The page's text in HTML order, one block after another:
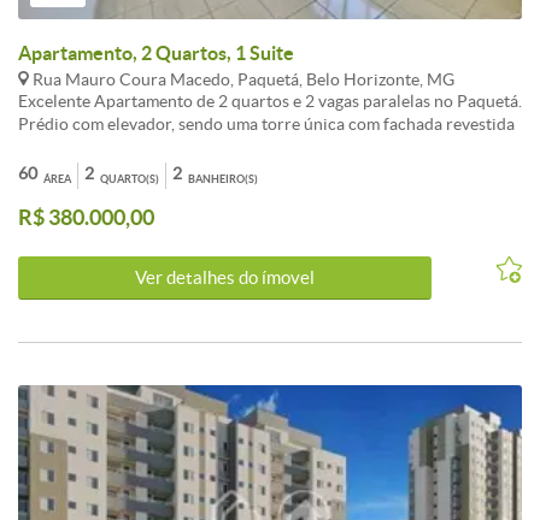
Apartamento, 2 Quartos, 1 Suite
Rua Mauro Coura Macedo, Paquetá, Belo Horizonte, MG
Excelente Apartamento de 2 quartos e 2 vagas paralelas no Paquetá.
Prédio com elevador, sendo uma torre única com fachada revestida
arejadas em alumínio.Teto com rebaixamento em gesso. Cozinha
com pia em granito e divisória da área de serviço . Piso em cerâmica
e armários. Dois quartos amplos e ventilados , sendo um com suíte .
ÁREA
60 QUARTO(S)
2 BANHEIRO(S)
2
R$ 380.000,00
Ver detalhes do ímovel